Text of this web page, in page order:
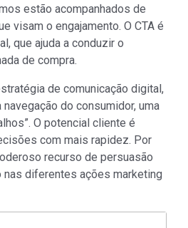
estão acompanhados de
visam o engajamento. O CTA é
que ajuda a conduzir o
de compra.
de comunicação digital,
do consumidor, uma
O potencial cliente é
com mais rapidez. Por
recurso de persuasão
diferentes ações marketing